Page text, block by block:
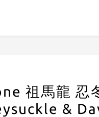
祖馬龍 忍
&